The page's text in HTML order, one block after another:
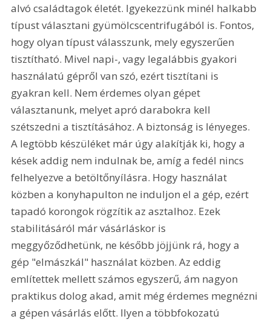
alvó családtagok életét. Igyekezzünk minél halkabb
típust választani gyümölcscentrifugából is. Fontos,
hogy olyan típust válasszunk, mely egyszerűen
tisztítható. Mivel napi-, vagy legalábbis gyakori
használatú gépről van szó, ezért tisztítani is
gyakran kell. Nem érdemes olyan gépet
választanunk, melyet apró darabokra kell
szétszedni a tisztításához. A biztonság is lényeges.
A legtöbb készüléket már úgy alakítják ki, hogy a
kések addig nem indulnak be, amíg a fedél nincs
felhelyezve a betöltőnyílásra. Hogy használat
közben a konyhapulton ne induljon el a gép, ezért
tapadó korongok rögzítik az asztalhoz. Ezek
stabilitásáról már vásárláskor is
meggyőződhetünk, ne később jöjjünk rá, hogy a
gép "elmászkál" használat közben. Az eddig
említettek mellett számos egyszerű, ám nagyon
praktikus dolog akad, amit még érdemes megnézni
a gépen vásárlás előtt. Ilyen a többfokozatú